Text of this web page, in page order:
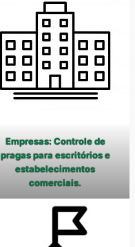
Empresas: Controle de
pragas para escritórios e
estabelecimentos
comerciais.